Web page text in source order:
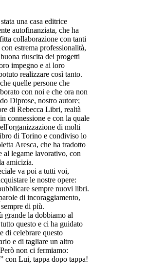
una casa editrice
autofinanziata, che ha
collaborazione con tanti
estrema professionalità,
riuscita dei progetti
impegno e ai loro
realizzare così tanto.
quelle persone che
con noi e che ora non
Diprose, nostro autore;
di Rebecca Libri, realtà
connessione e con la quale
di molti
di Torino e condiviso lo
Aresca, che ha tradotto
legame lavorativo, con
amicizia.
va poi a tutti voi,
le nostre opere:
sempre nuovi libri.
di incoraggiamento,
di più.
grande la dobbiamo al
questo e ci ha guidato
di celebrare questo
e di tagliare un altro
non ci fermiamo:
con Lui, tappa dopo tappa!